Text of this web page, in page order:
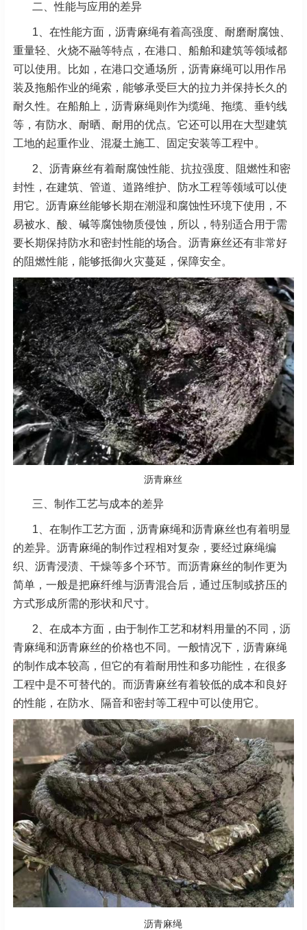
二、性能与应用的差异
1、在性能方面，沥青麻绳有着高强度、耐磨耐腐蚀、
重量轻、火烧不融等特点，在港口、船舶和建筑等领域都
可以使用。比如，在港口交通场所，沥青麻绳可以用作吊
装及拖船作业的绳索，能够承受巨大的拉力并保持长久的
耐久性。在船舶上，沥青麻绳则作为缆绳、拖缆、垂钓线
等，有防水、耐晒、耐用的优点。它还可以用在大型建筑
工地的起重作业、混凝土施工、固定安装等工程中。
2、沥青麻丝有着耐腐蚀性能、抗拉强度、阻燃性和密
封性，在建筑、管道、道路维护、防水工程等领域可以使
用它。沥青麻丝能够长期在潮湿和腐蚀性环境下使用，不
易被水、酸、碱等腐蚀物质侵蚀，所以，特别适合用于需
要长期保持防水和密封性能的场合。沥青麻丝还有非常好
的阻燃性能，能够抵御火灾蔓延，保障安全。
沥青麻丝
三、制作工艺与成本的差异
1、在制作工艺方面，沥青麻绳和沥青麻丝也有着明显
的差异。沥青麻绳的制作过程相对复杂，要经过麻绳编
织、沥青浸渍、干燥等多个环节。而沥青麻丝的制作更为
简单，一般是把麻纤维与沥青混合后，通过压制或挤压的
方式形成所需的形状和尺寸。
2、在成本方面，由于制作工艺和材料用量的不同，沥
青麻绳和沥青麻丝的价格也不同。一般情况下，沥青麻绳
的制作成本较高，但它的有着耐用性和多功能性，在很多
工程中是不可替代的。而沥青麻丝有着较低的成本和良好
的性能，在防水、隔音和密封等工程中可以使用它。
沥青麻绳